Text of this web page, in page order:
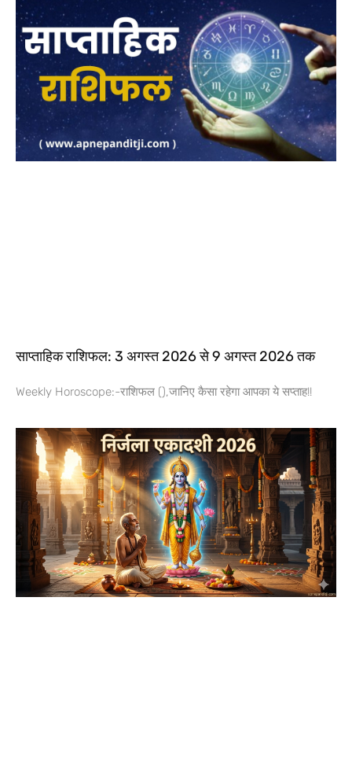
साप्ताहिक राशिफल: 3 अगस्त 2026 से 9 अगस्त 2026 तक
Weekly Horoscope:-राशिफल (),जानिए कैसा रहेगा आपका ये सप्ताह!!